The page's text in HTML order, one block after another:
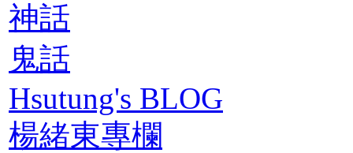
神話
鬼話
Hsutung's BLOG
楊緒東專欄